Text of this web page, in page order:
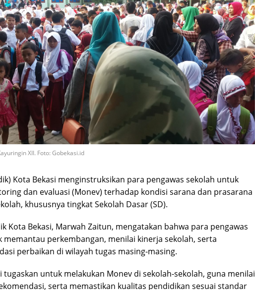
XII. Foto: Gobekasi.id
Kota Bekasi menginstruksikan para pengawas sekolah untuk
dan evaluasi (Monev) terhadap kondisi sarana dan prasarana
khususnya tingkat Sekolah Dasar (SD).
Kota Bekasi, Marwah Zaitun, mengatakan bahwa para pengawas
perkembangan, menilai kinerja sekolah, serta
perbaikan di wilayah tugas masing-masing.
tugaskan untuk melakukan Monev di sekolah-sekolah, guna menilai
serta memastikan kualitas pendidikan sesuai standar